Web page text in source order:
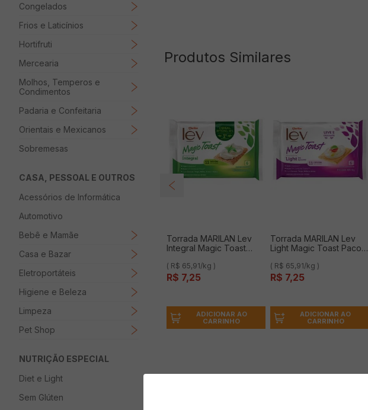
Congelados
Frios e Laticínios
Hortifruti
Mercearia
Molhos, Temperos e
Condimentos
Padaria e Confeitaria
Orientais e Mexicanos
Sobremesas
CASA, PESSOAL E OUTROS
Acessórios de Informática
Automotivo
Bebê e Mamãe
Casa e Bazar
Eletroportáteis
Higiene e Beleza
Limpeza
Pet Shop
NUTRIÇÃO ESPECIAL
Diet e Light
Sem Glúten
Produtos Similares
Torrada MARILAN Lev
Integral Magic Toast
( R$ 65,91/kg )
R$ 7,25
ADICIONAR AO
CARRINHO
Torrada MARILAN Lev
Light Magic Toast Pacote
( R$ 65,91/kg )
R$ 7,25
ADICIONAR AO
CARRINHO